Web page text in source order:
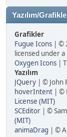
Yazılım/
Grafikler
Fugue Icons | ©
licensed under
Oxygen Icons |
Yazılım
JQuery | © John
hoverIntent | ©
License (MIT)
SCEditor | ©
(MIT)
animaDrag | ©